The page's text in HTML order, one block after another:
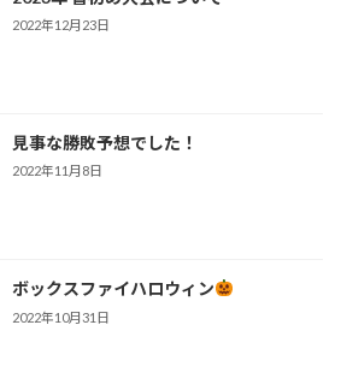
2022年12月23日
見事な勝敗予想でした！
2022年11月8日
ボックスファイハロウィン
2022年10月31日